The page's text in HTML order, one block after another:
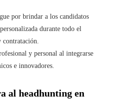
por brindar a los candidatos
durante todo el
contratación.
y personal al integrarse
e innovadores.
al headhunting en